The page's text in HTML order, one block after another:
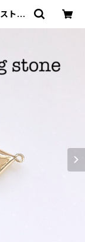
トー